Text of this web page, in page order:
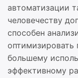
автоматизации
человечеству
способен
большему
эффективному